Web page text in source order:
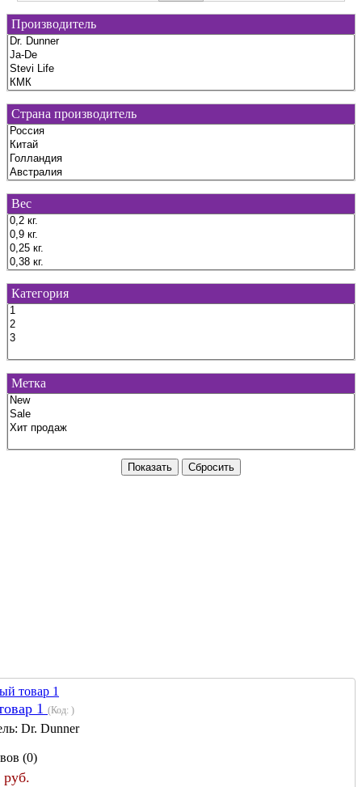
Производитель
Страна производитель
Вес
Категория
Метка
Показать Сбросить
1 (Код: )
Dr. Dunner
(0)
руб.